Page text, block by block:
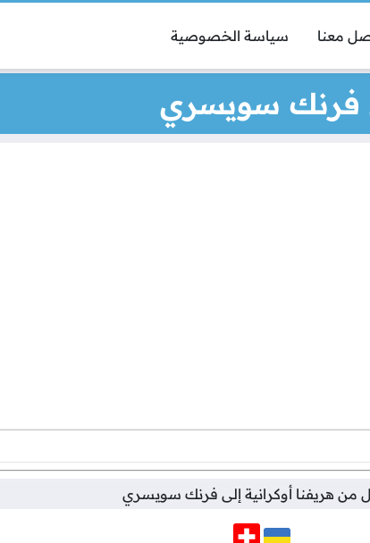
معنا سياسة الخصوصية
فرنك سويسري
من هريفنا أوكرانية إلى فرنك سويسري